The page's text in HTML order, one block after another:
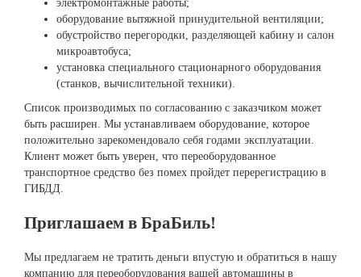
электромонтажные работы;
оборудование вытяжной принудительной вентиляции;
обустройство перегородки, разделяющей кабину и салон
микроавтобуса;
установка специального стационарного оборудования
(станков, вычислительной техники).
Список производимых по согласованию с заказчиком может
быть расширен. Мы устанавливаем оборудование, которое
положительно зарекомендовало себя годами эксплуатации.
Клиент может быть уверен, что переоборудованное
транспортное средство без помех пройдет перерегистрацию в
ГИБДД.
Приглашаем в БраБиль!
Мы предлагаем не тратить деньги впустую и обратиться в нашу
компанию для переоборудования вашей автомашины в